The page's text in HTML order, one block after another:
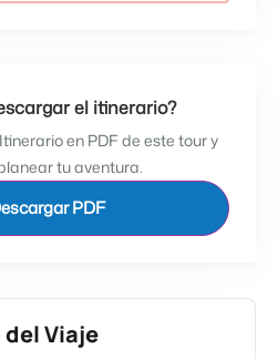
el itinerario?
en PDF de este tour y
tu aventura.
PDF
Viaje